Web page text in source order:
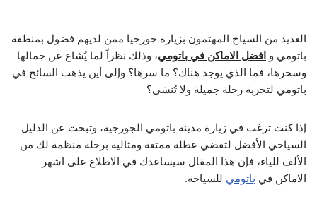
العديد من السياح المهتمون بزيارة جورجيا ممن لديهم فضول بمنطقة
باتومي و افضل الاماكن في باتومي، وذلك نظراً لما يُشاع عن جمالها
وسحرها، فما الذي يوجد هناك؟ ما سرها؟ وإلى أين يذهب السائح في
باتومي لتجربة رحلة جميلة ولا تُنسَى؟
إذا كنت ترغب في زيارة مدينة باتومي الجورجية، وتبحث عن الدليل
السياحي الأفضل لتقضي عطلة ممتعة ومثالية برحلة منظمة لك من
الألف للياء، فإن هذا المقال سيساعدك في الاطلاع على اشهر
الاماكن في باتومي للسياحة.